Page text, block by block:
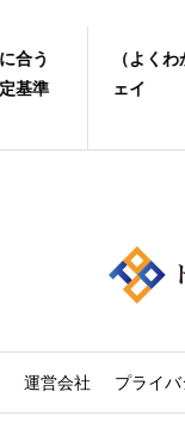
（よくわかる）共同
ェイ
運営会社 プライ